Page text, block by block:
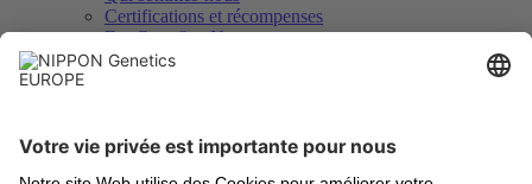
Certifications et récompenses
FastGene® − Notre marque
Distributeurs
Savoir, téléchargements et service
Certificats d’analyse